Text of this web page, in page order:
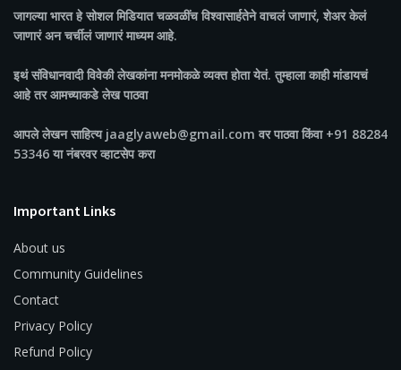
जागल्या भारतहे सोशल मिडियात चळवळींच विश्वासार्हतेने वाचलं जाणारं, शेअर केलं
जाणारं अन चर्चीलं जाणारं माध्यम आहे.
इथं संविधानवादी विवेकी लेखकांना मनमोकळे व्यक्त होता येतं. तुम्हाला काही मांडायचं
आहे तर आमच्याकडे लेख पाठवा
आपले लेखन साहित्य jaaglyaweb@gmail.com वर पाठवा किंवा +91 88284
53346 या नंबरवर व्हाटसेप करा
Important Links
About us
Community Guidelines
Contact
Privacy Policy
Refund Policy